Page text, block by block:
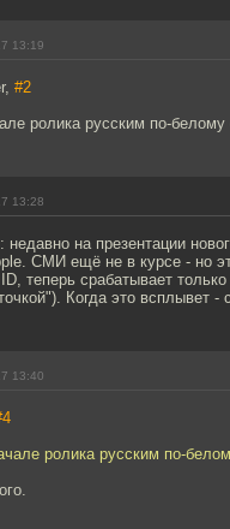
13:19
#2
ролика русским по-
13:28
на презентации
СМИ ещё не в курсе - но
теперь срабатывает
Когда это всплывет
13:40
ролика русским по-